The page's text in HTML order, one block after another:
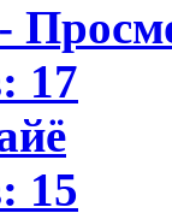
17
15